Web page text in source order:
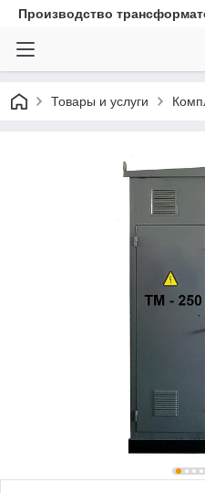
Производство
Товары и услуги